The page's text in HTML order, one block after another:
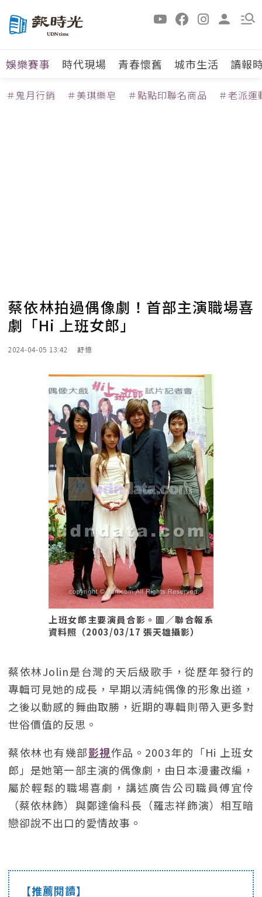
娛樂賽事 時代現場 青春懷舊 城市生活 讀報
＃鬼月行銷 ＃美琪樂皂 ＃點點印聯名商品 ＃老派運
蔡依林拍過偶像劇！首部主演職場喜
劇「Hi 上班女郎」
2024-04-05 13:42 舒憶
上班女郎主要演員合影。圖／聯合報系
資料照（2003/03/17 張天雄攝影）
蔡依林Jolin是台灣的天后級歌手，從歷年發行的
專輯可見她的成長，早期以清純偶像的形象出道，
之後以動感的舞曲取勝，近期的專輯則帶入更多對
世俗價值的反思。
蔡依林也有幾部影視作品。2003年的「Hi 上班女
郎」是她第一部主演的偶像劇，由日本漫畫改編，
屬於輕鬆的職場喜劇，講述廣告公司職員傅宜伶
（蔡依林飾）與鄭達倫科長（羅志祥飾演）相互暗
戀卻說不出口的愛情故事。
【推薦閱讀】